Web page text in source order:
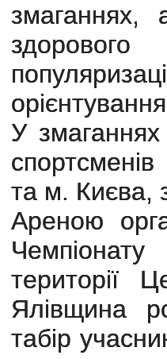
змаганнях,
У
та м. Києва,
Ареною
території
Ялівщина
табір